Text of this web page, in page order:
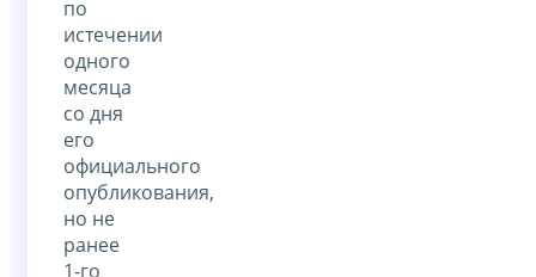
по
истечении
одного
месяца
со дня
его
официального
опубликования,
но не
ранее
1-го